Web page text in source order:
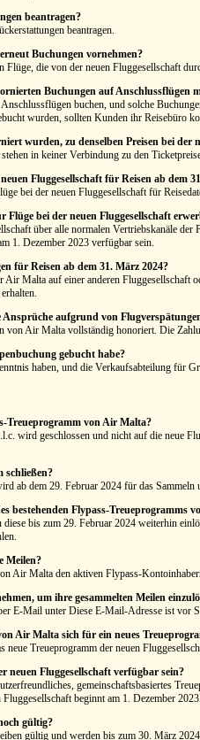
beantragen?
beantragen.
Buchungen vornehmen?
die von der neuen Fluggesellschaft
Buchungen auf Anschlussflügen
buchen, und solche
wurden, sollten Kunden ihr Reisebüro
wurden, zu denselben Preisen bei der
in keiner Verbindung zu den
Fluggesellschaft für Reisen ab dem
bei der neuen Fluggesellschaft für
bei der neuen Fluggesellschaft
über alle normalen Vertriebskanäle
1. Dezember 2023 verfügbar sein.
für Reisen ab dem 31. März 2024?
Air Malta auf einer anderen
Ansprüche aufgrund von
von Air Malta vollständig honoriert. Die
gebucht habe?
haben, und die Verkaufsabteilung für
Treueprogramm von Air Malta?
wird geschlossen und nicht auf die neue
schließen?
ab dem 29. Februar 2024 für das Sammeln
bestehenden Flypass-Treueprogramms
bis zum 29. Februar 2024 weiterhin
Meilen?
Air Malta den aktiven Flypass-
um ihre gesammelten Meilen
E-Mail unter Diese E-Mail-Adresse ist vor
Air Malta sich für ein neues
Treueprogramm der neuen
neuen Fluggesellschaft verfügbar sein?
gemeinschaftsbasiertes
beginnt am 1. Dezember
gültig?
gültig und werden bis zum 30. März